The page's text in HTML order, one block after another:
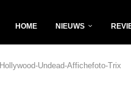
HOME NIEUWS
Hollywood-Undead-Affichefoto-Trix